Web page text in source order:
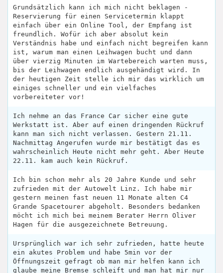
Grundsätzlich kann ich mich nicht beklagen -
Reservierung für einen Servicetermin klappt
einfach über ein Online Tool, der Empfang ist
freundlich. Wofür ich aber absolut kein
Verständnis habe und einfach nicht begreifen kann
ist, warum man einen Leihwagen bucht und dann
über vierzig Minuten im Wartebereich warten muss,
bis der Leihwagen endlich ausgehändigt wird. In
der heutigen Zeit stelle ich mir das wirklich um
einiges schneller und ein vielfaches
vorbereiteter vor!
Ich nehme an das France Car sicher eine gute
Werkstatt ist. Aber auf einen dringenden Rückruf
kann man sich nicht verlassen. Gestern 21.11.
Nachmittag Angerufen wurde mir bestätigt das es
wahrscheinlich Heute nicht mehr geht. Aber Heute
22.11. kam auch kein Rückruf.
Ich bin schon mehr als 20 Jahre Kunde und sehr
zufrieden mit der Autowelt Linz. Ich habe mir
gestern meinen fast neuen 11 Monate alten C4
Grande Spacetourer abgeholt. Besonders bedanken
möcht ich mich bei meinem Berater Herrn Oliver
Hagen für die ausgezeichnete Betreuung.
Ursprünglich war ich sehr zufrieden, hatte heute
ein akutes Problem und habe 5min vor der
Öffnungszeit gefragt ob man mir helfen kann ich
glaube meine Bremse schleift und man hat mir nur